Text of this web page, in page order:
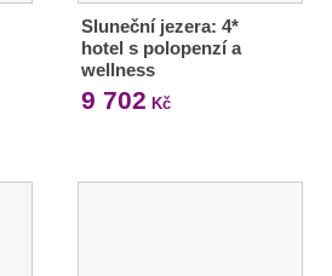
Sluneční jezera: 4*
hotel s polopenzí a
wellness
9 702 Kč